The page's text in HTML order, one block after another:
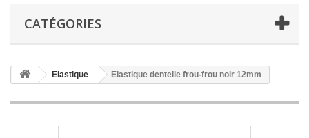
CATÉGORIES
Elastique Elastique dentelle frou-frou noir 12mm